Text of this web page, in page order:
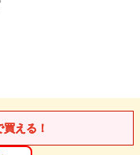
える！